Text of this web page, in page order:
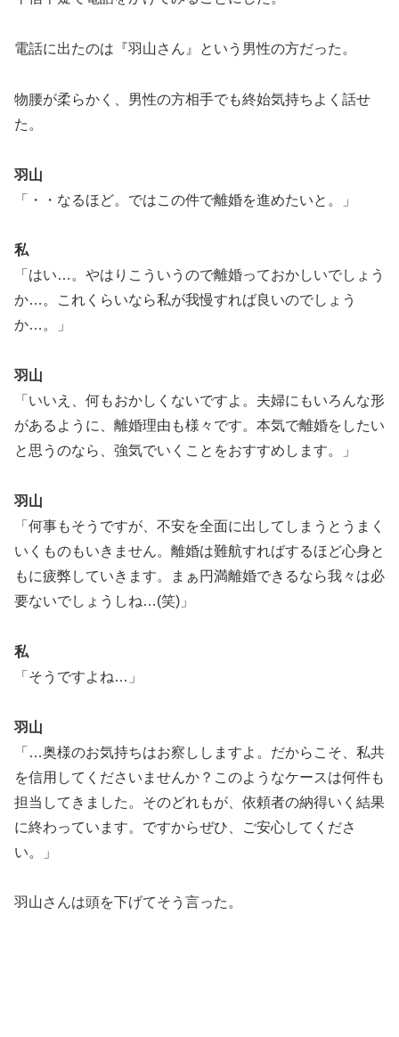
電話に出たのは『羽山さん』という男性の方だった。
物腰が柔らかく、男性の方相手でも終始気持ちよく話せ
た。
羽山
「・・なるほど。ではこの件で離婚を進めたいと。」
私
「はい…。やはりこういうので離婚っておかしいでしょう
か…。これくらいなら私が我慢すれば良いのでしょう
か…。」
羽山
「いいえ、何もおかしくないですよ。夫婦にもいろんな形
があるように、離婚理由も様々です。本気で離婚をしたい
と思うのなら、強気でいくことをおすすめします。」
羽山
「何事もそうですが、不安を全面に出してしまうとうまく
いくものもいきません。離婚は難航すればするほど心身と
もに疲弊していきます。まぁ円満離婚できるなら我々は必
要ないでしょうしね…(笑)」
私
「そうですよね…」
羽山
「…奥様のお気持ちはお察ししますよ。だからこそ、私共
を信用してくださいませんか？このようなケースは何件も
担当してきました。そのどれもが、依頼者の納得いく結果
に終わっています。ですからぜひ、ご安心してくださ
い。」
羽山さんは頭を下げてそう言った。